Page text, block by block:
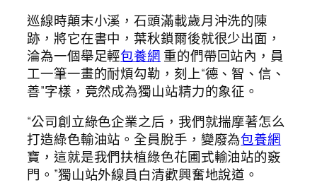
巡線時顛末小溪，石頭滿載歲月沖洗的陳
跡，將它在書中，葉秋鎖爾後就很少出面，
淪為一個舉足輕包養網 重的們帶回站內，員
工一筆一畫的耐煩勾勒，刻上“德、智、信、
善”字樣，竟然成為獨山站精力的象征。
“公司創立綠色企業之后，我們就揣摩著怎么
打造綠色輸油站。全員脫手，變廢為包養網
寶，這就是我們扶植綠色花圃式輸油站的竅
門。”獨山站外線員白清歡興奮地說道。